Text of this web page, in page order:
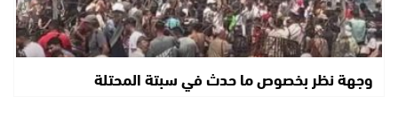
وجهة نظر بخصوص ما حدث في سبتة المحتلة